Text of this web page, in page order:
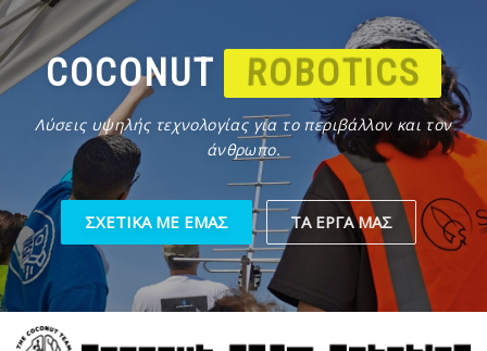
Προχωρήστε
στο
περιεχόμενοCOCONUT ROBOTICS
Λύσεις υψηλής τεχνολογίας για το περιβάλλον και τον
άνθρωπο.
ΣΧΕΤΙΚΆ ΜΕ ΕΜΆΣ ΤΑ ΈΡΓΑ ΜΑΣ